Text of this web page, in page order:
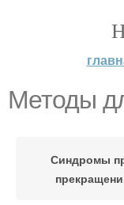
Методы
Синдромы